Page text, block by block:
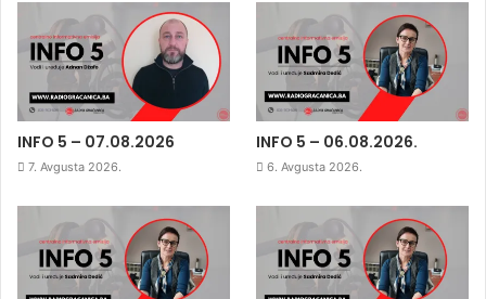
INFO 5 – 07.08.2026
7. Avgusta 2026.
INFO 5 – 06.08.2026.
6. Avgusta 2026.